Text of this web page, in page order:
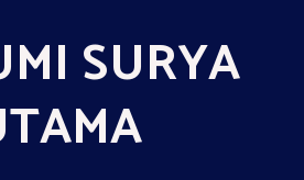
SURYA